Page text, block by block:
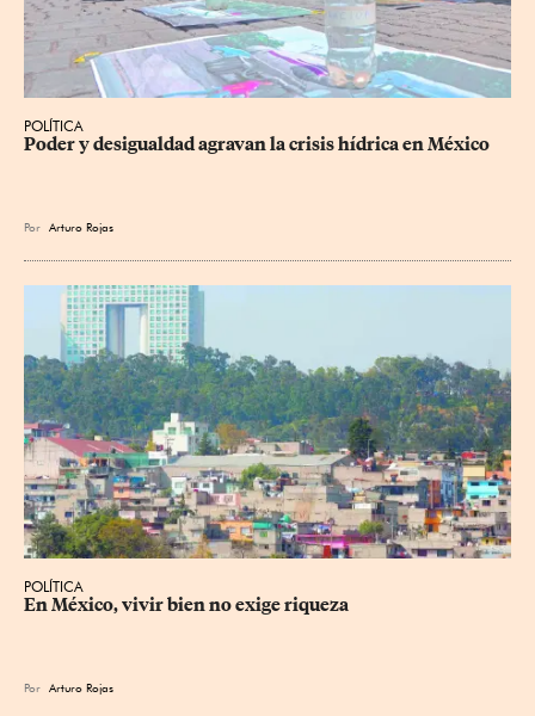
POLÍTICA
Poder y desigualdad agravan la crisis hídrica en México
Por Arturo Rojas
POLÍTICA
En México, vivir bien no exige riqueza
Por Arturo Rojas